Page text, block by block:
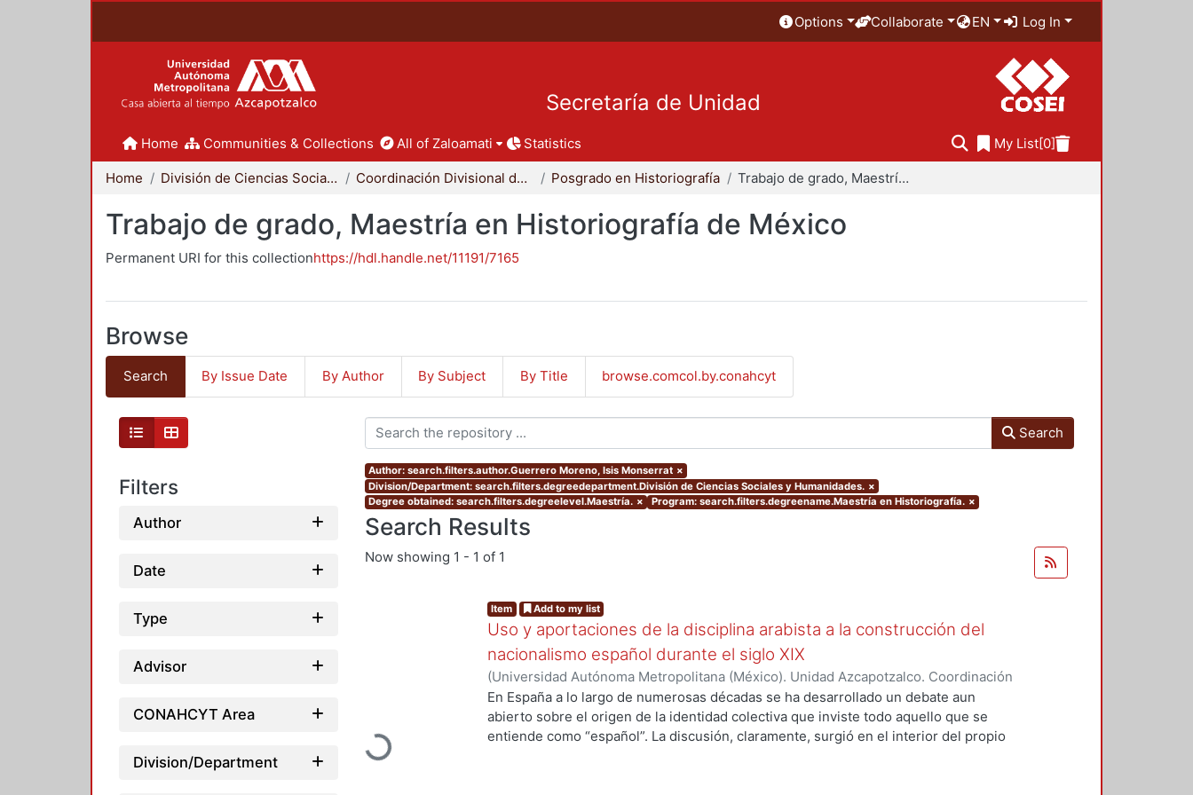
Options Collaborate EN Log In
Secretaría de Unidad
Home Communities & Collections All of Zaloamati Statistics My List[0]
Home División de Ciencias Sociales y Humanidades Coordinación Divisional de Posgrado Posgrado en Historiografía Trabajo de grado, Maestría en Historiografía de México
Trabajo de grado, Maestría en Historiografía de México
Permanent URI for this collectionhttps://hdl.handle.net/11191/7165
Browse
Search By Issue Date By Author By Subject By Title browse.comcol.by.conahcyt
Filters
Author
Date
Type
Advisor
CONAHCYT Area
Division/Department
Search
Author: search.filters.author.Guerrero Moreno, Isis Monserrat ×
Division/Department: search.filters.degreedepartment.División de Ciencias Sociales y Humanidades. ×
Degree obtained: search.filters.degreelevel.Maestría. × Program: search.filters.degreename.Maestría en Historiografía. ×
Search Results
Now showing 1 - 1 of 1
Loading...
Item Add to my list
Uso y aportaciones de la disciplina arabista a la construcción del
nacionalismo español durante el siglo XIX
(Universidad Autónoma Metropolitana (México). Unidad Azcapotzalco. Coordinación
de Servicios de Información.,2015-09)Guerrero Moreno, Isis Monserrat
En España a lo largo de numerosas décadas se ha desarrollado un debate aun
abierto sobre el origen de la identidad colectiva que inviste todo aquello que se
entiende como “español”. La discusión, claramente, surgió en el interior del propio